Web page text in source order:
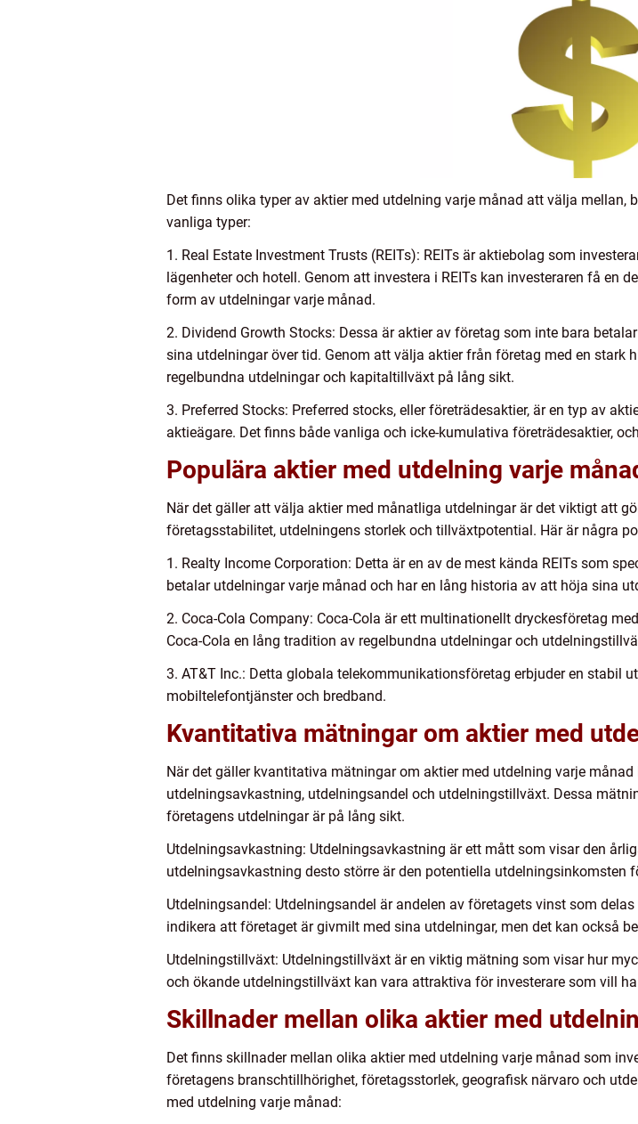
Det finns olika typer av aktier med utdelning varje månad att välja mellan,
vanliga typer:
1. Real Estate Investment Trusts (REITs): REITs är aktiebolag som
lägenheter och hotell. Genom att investera i REITs kan investeraren få
form av utdelningar varje månad.
2. Dividend Growth Stocks: Dessa är aktier av företag som inte bara
sina utdelningar över tid. Genom att välja aktier från företag med en
regelbundna utdelningar och kapitaltillväxt på lång sikt.
3. Preferred Stocks: Preferred stocks, eller företrädesaktier, är en typ av
aktieägare. Det finns både vanliga och icke-kumulativa företrädesaktier,
Populära aktier med utdelning varje
När det gäller att välja aktier med månatliga utdelningar är det viktigt att
företagsstabilitet, utdelningens storlek och tillväxtpotential. Här är några
1. Realty Income Corporation: Detta är en av de mest kända REITs som
betalar utdelningar varje månad och har en lång historia av att höja sina
2. Coca-Cola Company: Coca-Cola är ett multinationellt dryckesföretag
Coca-Cola en lång tradition av regelbundna utdelningar och
3. AT&T Inc.: Detta globala telekommunikationsföretag erbjuder en stabil
mobiltelefontjänster och bredband.
Kvantitativa mätningar om aktier med
När det gäller kvantitativa mätningar om aktier med utdelning varje
utdelningsavkastning, utdelningsandel och utdelningstillväxt. Dessa
företagens utdelningar är på lång sikt.
Utdelningsavkastning: Utdelningsavkastning är ett mått som visar den
utdelningsavkastning desto större är den potentiella utdelningsinkomsten
Utdelningsandel: Utdelningsandel är andelen av företagets vinst som
indikera att företaget är givmilt med sina utdelningar, men det kan också
Utdelningstillväxt: Utdelningstillväxt är en viktig mätning som visar hur
och ökande utdelningstillväxt kan vara attraktiva för investerare som vill
Skillnader mellan olika aktier med
Det finns skillnader mellan olika aktier med utdelning varje månad som
företagens branschtillhörighet, företagsstorlek, geografisk närvaro och
med utdelning varje månad: